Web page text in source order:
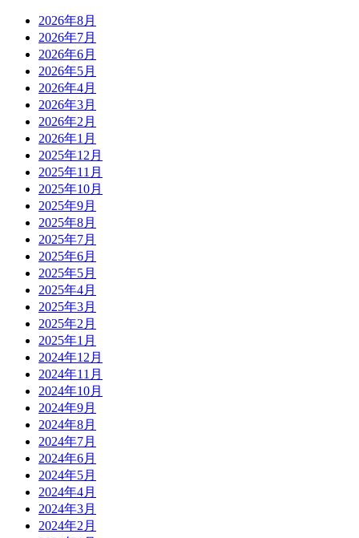
2026年8月
2026年7月
2026年6月
2026年5月
2026年4月
2026年3月
2026年2月
2026年1月
2025年12月
2025年11月
2025年10月
2025年9月
2025年8月
2025年7月
2025年6月
2025年5月
2025年4月
2025年3月
2025年2月
2025年1月
2024年12月
2024年11月
2024年10月
2024年9月
2024年8月
2024年7月
2024年6月
2024年5月
2024年4月
2024年3月
2024年2月